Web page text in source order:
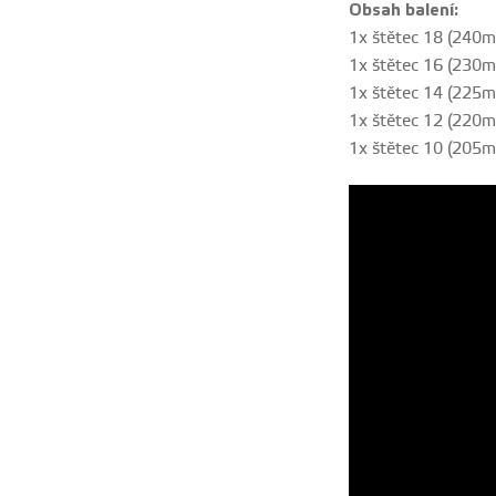
Obsah balení:
1x štětec 18
1x štětec 16
1x štětec 14
1x štětec 12
1x štětec 10